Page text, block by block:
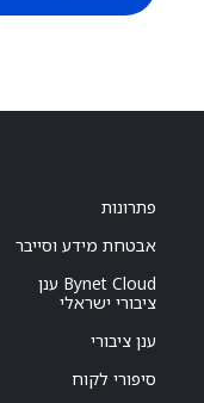
פתרונות
אבטחת מידע וסייבר
Bynet Cloud ענן
ציבורי ישראלי
ענן ציבורי
סיפורי לקוח